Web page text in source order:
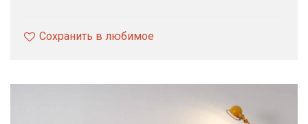
Сохранить в любимое